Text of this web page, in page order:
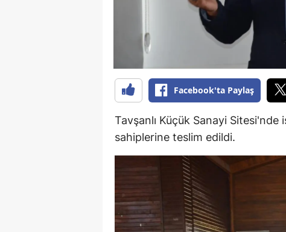
Çorum
Edirne
Facebook'ta Paylaş
Tavşanlı Küçük Sanayi
sahiplerine teslim edildi.